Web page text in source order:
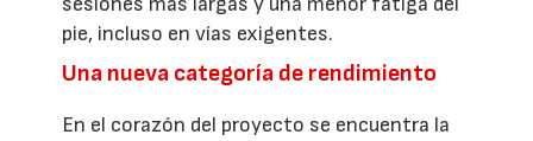
pie, incluso en vías exigentes.
Una nueva categoría de rendimiento
En el corazón del proyecto se encuentra la